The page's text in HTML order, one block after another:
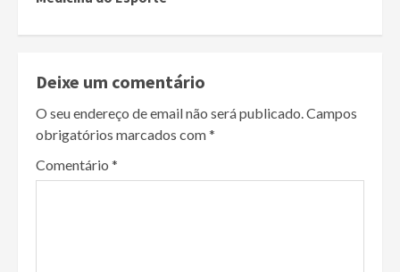
Deixe um comentário
O seu endereço de email não será publicado.Campos
obrigatórios marcados com*
Comentário *